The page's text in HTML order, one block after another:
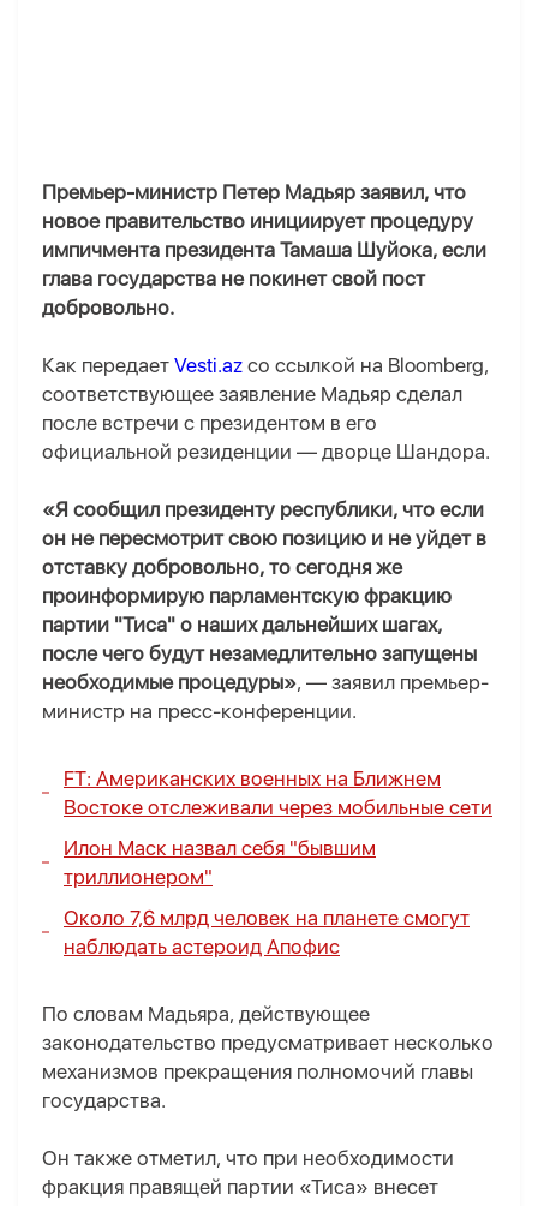
Премьер-министр Петер Мадьяр заявил, что
новое правительство инициирует процедуру
импичмента президента Тамаша Шуйока, если
глава государства не покинет свой пост
добровольно.
Как передает Vesti.az со ссылкой на Bloomberg,
соответствующее заявление Мадьяр сделал
после встречи с президентом в его
официальной резиденции — дворце Шандора.
«Я сообщил президенту республики, что если
он не пересмотрит свою позицию и не уйдет в
отставку добровольно, то сегодня же
проинформирую парламентскую фракцию
партии "Тиса" о наших дальнейших шагах,
после чего будут незамедлительно запущены
необходимые процедуры», — заявил премьер-
министр на пресс-конференции.
FT: Американских военных на Ближнем
Востоке отслеживали через мобильные сети
Илон Маск назвал себя "бывшим
триллионером"
Около 7,6 млрд человек на планете смогут
наблюдать астероид Апофис
По словам Мадьяра, действующее
законодательство предусматривает несколько
механизмов прекращения полномочий главы
государства.
Он также отметил, что при необходимости
фракция правящей партии «Тиса» внесет